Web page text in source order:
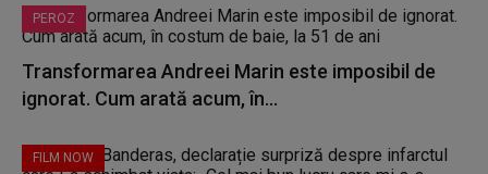
PEROZ
Transformarea Andreei Marin este imposibil de
ignorat. Cum arată acum, în...
FILM NOW